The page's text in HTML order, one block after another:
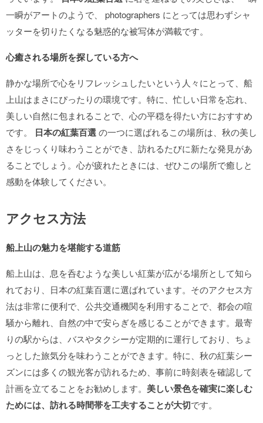
一瞬がアートのようで、 photographers にとっては思わずシャ
ッターを切りたくなる魅惑的な被写体が満載です。
心癒される場所を探している方へ
静かな場所で心をリフレッシュしたいという人々にとって、船
上山はまさにぴったりの環境です。特に、忙しい日常を忘れ、
美しい自然に包まれることで、心の平穏を得たい方におすすめ
です。 日本の紅葉百選の一つに選ばれるこの場所は、秋の美し
さをじっくり味わうことができ、訪れるたびに新たな発見があ
ることでしょう。心が疲れたときには、ぜひこの場所で癒しと
感動を体験してください。
アクセス方法
船上山の魅力を堪能する道筋
船上山は、息を呑むような美しい紅葉が広がる場所として知ら
れており、日本の紅葉百選に選ばれています。そのアクセス方
法は非常に便利で、公共交通機関を利用することで、都会の喧
騒から離れ、自然の中で安らぎを感じることができます。最寄
りの駅からは、バスやタクシーが定期的に運行しており、ちょ
っとした旅気分を味わうことができます。特に、秋の紅葉シー
ズンには多くの観光客が訪れるため、事前に時刻表を確認して
計画を立てることをお勧めします。 美しい景色を確実に楽しむ
ためには、訪れる時間帯を工夫することが大切です。